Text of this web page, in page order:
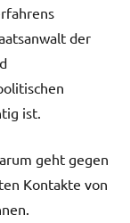
der
ist.
geht gegen
Kontakte von